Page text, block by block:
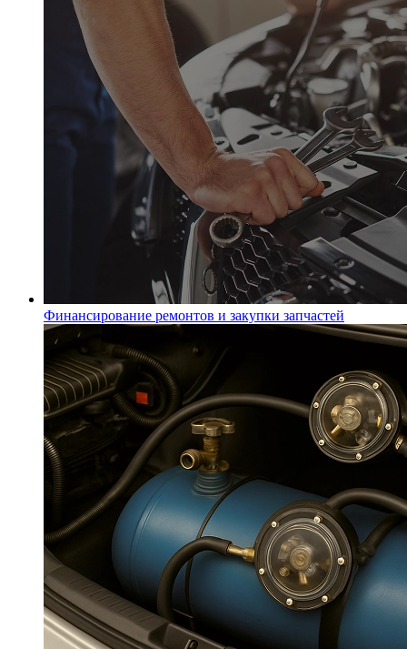
Финансирование ремонтов и закупки запчастей